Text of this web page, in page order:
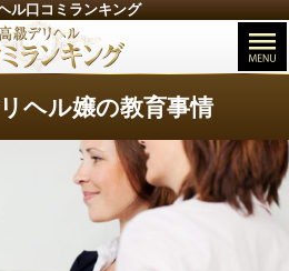
ル口コミランキング
ヘル嬢の教育事情